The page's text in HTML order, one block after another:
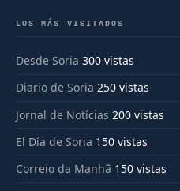
LOS MÁS VISITADOS
Desde Soria 300 vistas
Diario de Soria 250 vistas
Jornal de Notícias 200 vistas
El Día de Soria 150 vistas
Correio da Manhã 150 vistas